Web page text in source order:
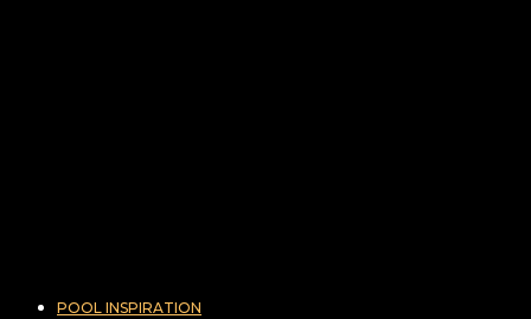
POOL INSPIRATION